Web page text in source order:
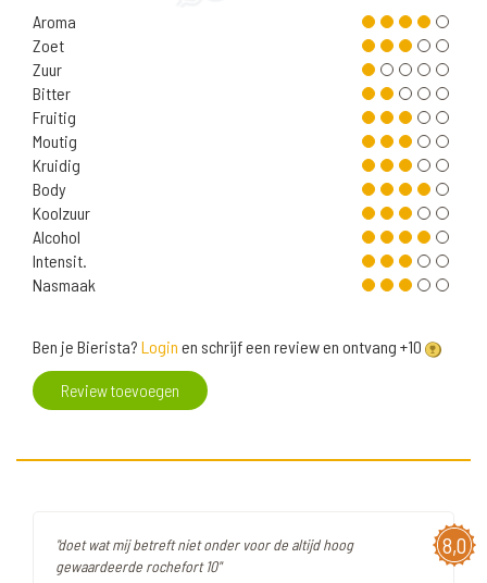
Aroma
Zoet
Zuur
Bitter
Fruitig
Moutig
Kruidig
Body
Koolzuur
Alcohol
Intensit.
Nasmaak
Ben je Bierista? Login en schrijf een review en ontvang +10
Review toevoegen
8,0
"doet wat mij betreft niet onder voor de altijd hoog
gewaardeerde rochefort 10"